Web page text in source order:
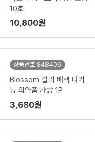
10호
10,800원
상품번호 848406
Blossom 컬러 배색 다기
능 의약품 가방 1P
3,680원